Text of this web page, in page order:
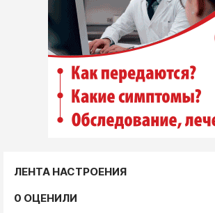
ЛЕНТА НАСТРОЕНИЯ
0 ОЦЕНИЛИ